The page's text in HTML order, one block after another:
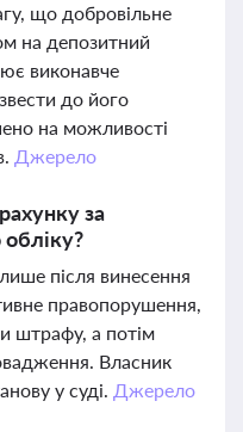
що добровільне
на депозитний
виконавче
до його
на можливості
Джерело
за
після винесення
правопорушення,
штрафу, а потім
Власник
у суді. Джерело